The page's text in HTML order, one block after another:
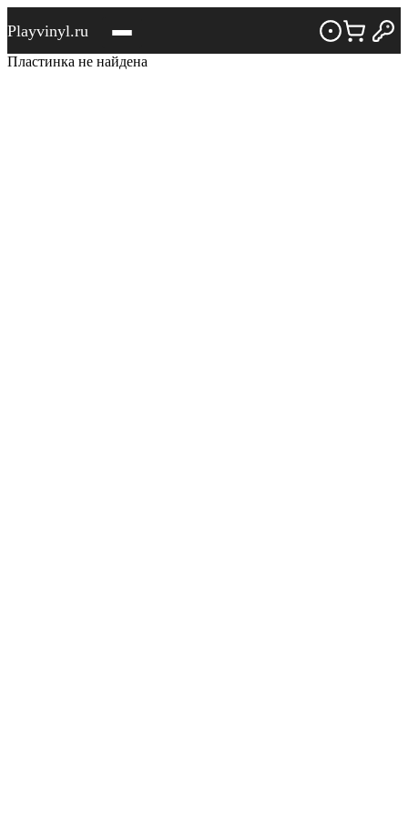
Playvinyl.ru
Пластинка не найдена